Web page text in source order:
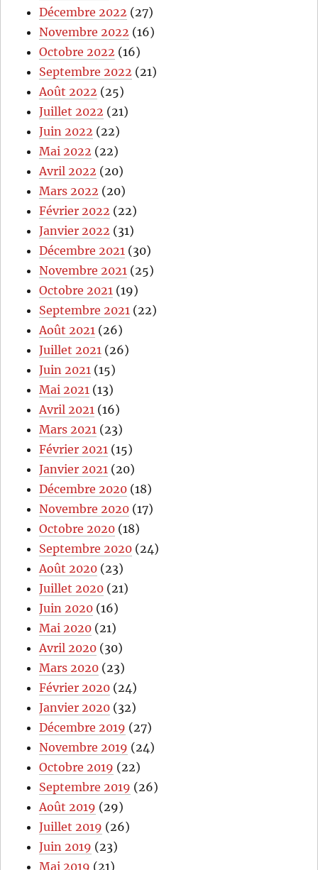
Décembre 2022 (27)
Novembre 2022 (16)
Octobre 2022 (16)
Septembre 2022 (21)
Août 2022 (25)
Juillet 2022 (21)
Juin 2022 (22)
Mai 2022 (22)
Avril 2022 (20)
Mars 2022 (20)
Février 2022 (22)
Janvier 2022 (31)
Décembre 2021 (30)
Novembre 2021 (25)
Octobre 2021 (19)
Septembre 2021 (22)
Août 2021 (26)
Juillet 2021 (26)
Juin 2021 (15)
Mai 2021 (13)
Avril 2021 (16)
Mars 2021 (23)
Février 2021 (15)
Janvier 2021 (20)
Décembre 2020 (18)
Novembre 2020 (17)
Octobre 2020 (18)
Septembre 2020 (24)
Août 2020 (23)
Juillet 2020 (21)
Juin 2020 (16)
Mai 2020 (21)
Avril 2020 (30)
Mars 2020 (23)
Février 2020 (24)
Janvier 2020 (32)
Décembre 2019 (27)
Novembre 2019 (24)
Octobre 2019 (22)
Septembre 2019 (26)
Août 2019 (29)
Juillet 2019 (26)
Juin 2019 (23)
Mai 2019 (21)